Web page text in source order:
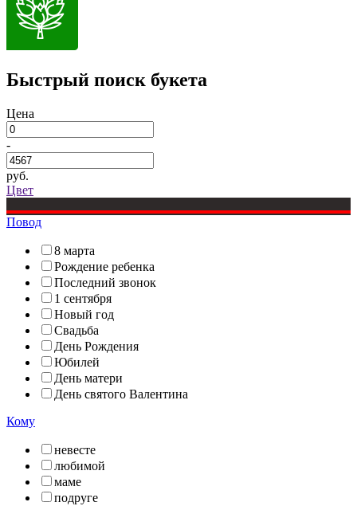
Быстрый поиск букета
Цена
-
руб.
Цвет
Повод
8 марта
Рождение ребенка
Последний звонок
1 сентября
Новый год
Свадьба
День Рождения
Юбилей
День матери
День святого Валентина
Кому
невесте
любимой
маме
подруге